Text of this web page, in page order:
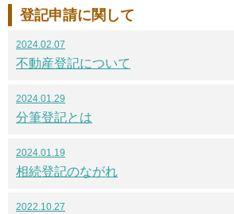
登記申請に関して
2024.02.07
不動産登記について
2024.01.29
分筆登記とは
2024.01.19
相続登記のながれ
2022.10.27